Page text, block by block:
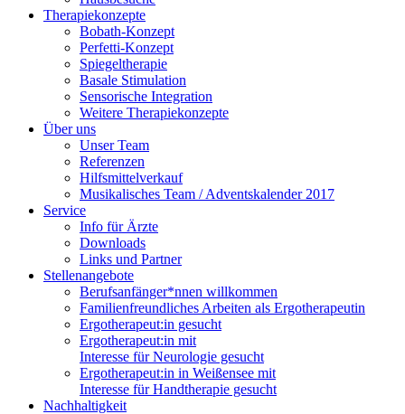
Therapiekonzepte
Bobath-Konzept
Perfetti-Konzept
Spiegeltherapie
Basale Stimulation
Sensorische Integration
Weitere Therapiekonzepte
Über uns
Unser Team
Referenzen
Hilfsmittelverkauf
Musikalisches Team / Adventskalender 2017
Service
Info für Ärzte
Downloads
Links und Partner
Stellenangebote
Berufsanfänger*nnen willkommen
Familienfreundliches Arbeiten als Ergotherapeutin
Ergotherapeut:in gesucht
Ergotherapeut:in mit
Interesse für Neurologie gesucht
Ergotherapeut:in in Weißensee mit
Interesse für Handtherapie gesucht
Nachhaltigkeit